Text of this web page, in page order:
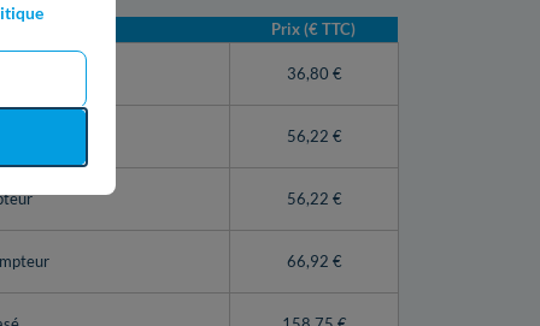
Prix (€ TTC)
Linky) 36,80 €
56,22 €
56,22 €
66,92 €